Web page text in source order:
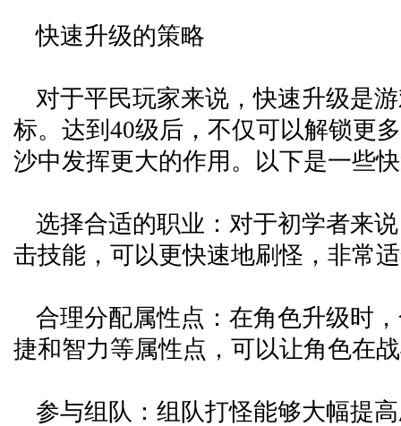
快速升级的策略
对于平民玩家来说，快速升级是
标。达到40级后，不仅可以解锁更
沙中发挥更大的作用。以下是一些
选择合适的职业：对于初学者来
击技能，可以更快速地刷怪，非常
合理分配属性点：在角色升级时
捷和智力等属性点，可以让角色在
参与组队：组队打怪能够大幅提